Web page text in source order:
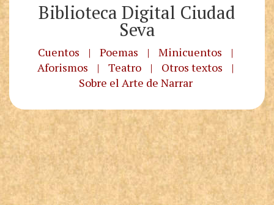
Biblioteca Digital Ciudad
Seva
Cuentos | Poemas | Minicuentos
|
Aforismos
| Teatro | Otros textos
|
Sobre el Arte de Narrar